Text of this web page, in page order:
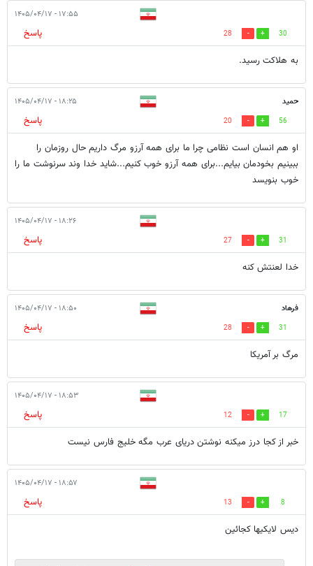
۱۷:۵۵ - ۱۴۰۵/۰۴/۱۷
30
28
پاسخ
به هلاکت رسید.
حمید ۱۸:۲۵ - ۱۴۰۵/۰۴/۱۷
56
20
پاسخ
او هم انسان است نظامی چرا ما برای همه آرزو مرگ داریم حال روزمان را
ببینیم بخودمان بیایم...برای همه آرزو خوب کنیم...شاید خدا وند سرنوشت‌ ما را
خوب بنویسد
۱۸:۲۶ - ۱۴۰۵/۰۴/۱۷
31
27
پاسخ
خدا لعنتش کنه
فرهاد ۱۸:۵۰ - ۱۴۰۵/۰۴/۱۷
31
28
پاسخ
مرگ بر آمریکا
۱۸:۵۳ - ۱۴۰۵/۰۴/۱۷
17
12
پاسخ
خبر از کجا درز میکنه نوشتن دریای عرب مگه خلیج فارس نیست
۱۸:۵۷ - ۱۴۰۵/۰۴/۱۷
8
13
پاسخ
دیس لایکیها کجائین